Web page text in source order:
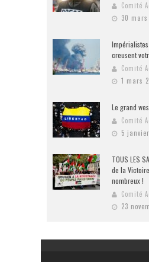
Comité
30 mars
creusent
Comité
1 mars
Le grand
Comité
5
TOUS LES
de la
nombreux !
Comité
23